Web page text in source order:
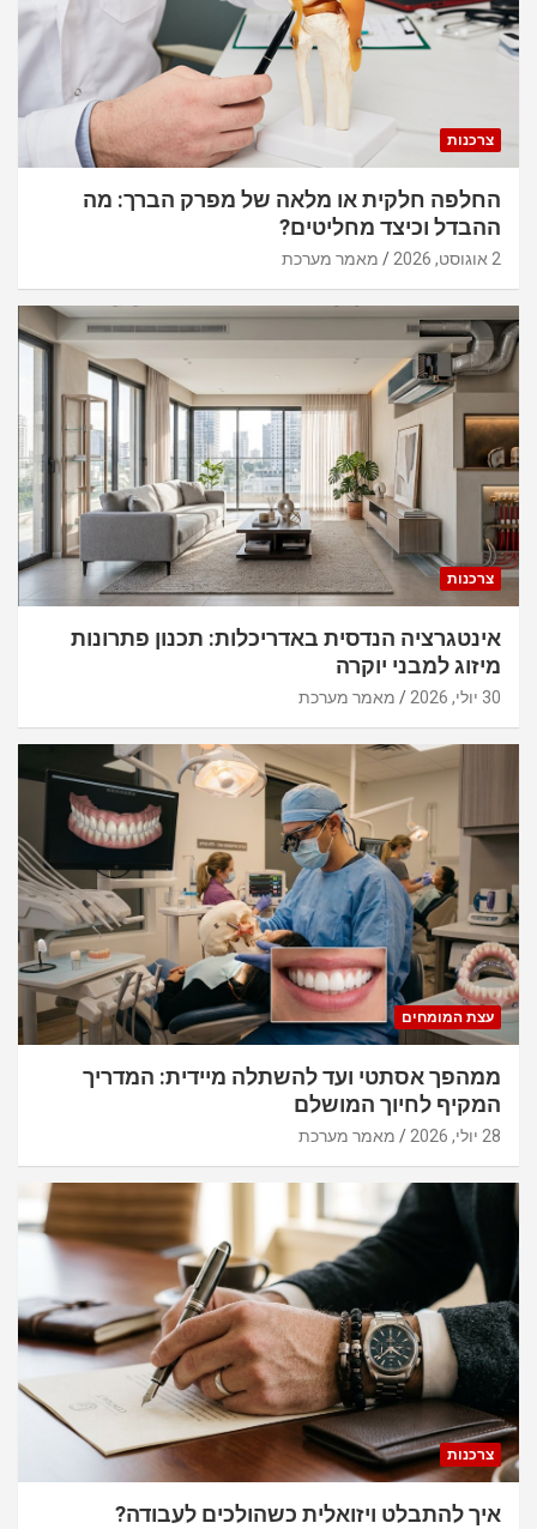
צרכנות
החלפה חלקית או מלאה של מפרק הברך: מה
ההבדל וכיצד מחליטים?
2 אוגוסט, 2026 מאמר מערכת
צרכנות
אינטגרציה הנדסית באדריכלות: תכנון פתרונות
מיזוג למבני יוקרה
30 יולי, 2026 מאמר מערכת
עצת המומחים
ממהפך אסתטי ועד להשתלה מיידית: המדריך
המקיף לחיוך המושלם
28 יולי, 2026 מאמר מערכת
צרכנות
איך להתבלט ויזואלית כשהולכים לעבודה?